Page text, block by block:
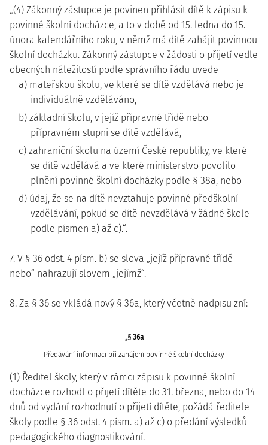
„(4) Zákonný zástupce je povinen přihlásit dítě k zápisu k
povinné školní docházce, a to v době od 15. ledna do 15.
února kalendářního roku, v němž má dítě zahájit povinnou
školní docházku. Zákonný zástupce v žádosti o přijetí vedle
obecných náležitostí podle správního řádu uvede
a) mateřskou školu, ve které se dítě vzdělává nebo je
individuálně vzděláváno,
b) základní školu, v jejíž přípravné třídě nebo
přípravném stupni se dítě vzdělává,
c) zahraniční školu na území České republiky, ve které
se dítě vzdělává a ve které ministerstvo povolilo
plnění povinné školní docházky podle § 38a, nebo
d) údaj, že se na dítě nevztahuje povinné předškolní
vzdělávání, pokud se dítě nevzdělává v žádné škole
podle písmen a) až c).“.
7. V § 36 odst. 4 písm. b) se slova „jejíž přípravné třídě
nebo“ nahrazují slovem „jejímž“.
8. Za § 36 se vkládá nový § 36a, který včetně nadpisu zní:
„§ 36a
Předávání informací při zahájení povinné školní docházky
(1) Ředitel školy, který v rámci zápisu k povinné školní
docházce rozhodl o přijetí dítěte do 31. března, nebo do 14
dnů od vydání rozhodnutí o přijetí dítěte, požádá ředitele
školy podle § 36 odst. 4 písm. a) až c) o předání výsledků
pedagogického diagnostikování.